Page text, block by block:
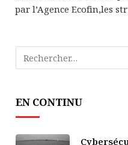
par l’Agence Ecofin,les
EN CONTINU